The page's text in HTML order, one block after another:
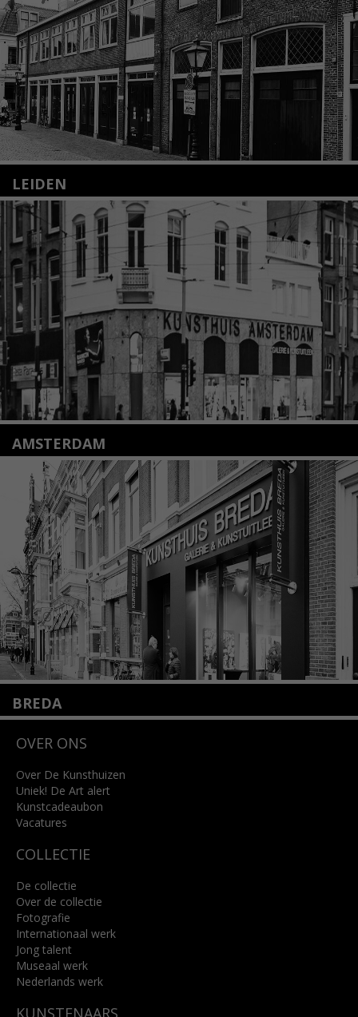
LEIDEN
Nieuwstraat 35
2312 KA Leiden
+31(0)71 – 52 84 480
info@kunsthuisleiden.nl
Lees meer
AMSTERDAM
Amstelveenseweg 135
1075 VX Amsterdam
+31 (0)20 2332546
info@kunsthuisamsterdam.nl
Lees meer
BREDA
4818 SB Breda
info@kunsthuisbreda.nl
Lees meer
OVER ONS
Over De Kunsthuizen
Uniek! De Art alert
Kunstcadeaubon
Vacatures
COLLECTIE
De collectie
Over de collectie
Fotografie
Internationaal werk
Jong talent
Museaal werk
Nederlands werk
KUNSTENAARS